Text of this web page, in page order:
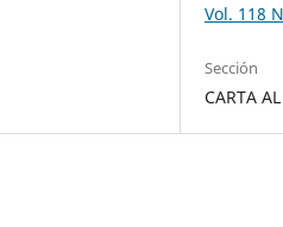
Vol. 118
Sección
CARTA